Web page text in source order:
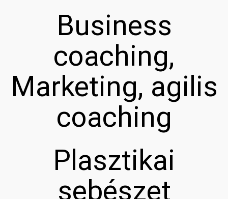
Business
coaching,
Marketing, agilis
coaching
Plasztikai
sebészet